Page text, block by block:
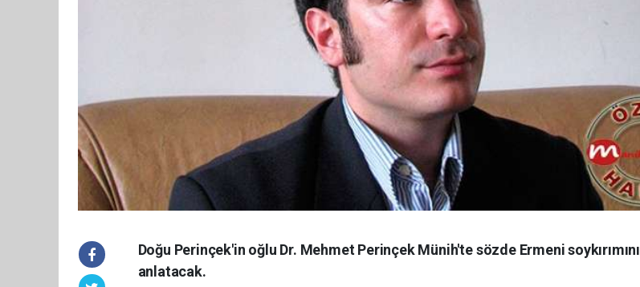
Doğu Perinçek'in oğlu Dr. Mehmet Perinçek Münih'te sözde Ermeni soykırımını
anlatacak.